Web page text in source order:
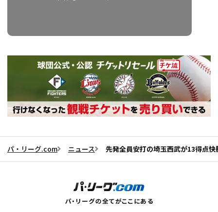
パ・リーグ.com ニュース 先発全員安打の埼玉西武が13得点